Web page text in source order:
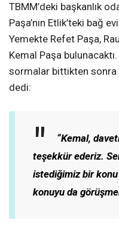
TBMM’deki başkanlık
Paşa’nın Etlik’teki bağ
Yemekte Refet Paşa,
Kemal Paşa
sormalar bittikten sonra
dedi:
“Kemal,
teşekkür ederiz.
istediğimiz bir
konuyu da